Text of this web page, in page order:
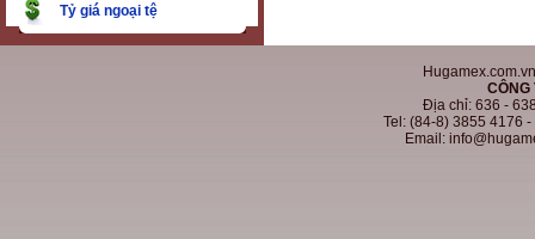
Tỷ giá ngoại tệ
CÔNG
Địa chỉ: 636 -
Tel: (84-8) 3855 4176
Email: